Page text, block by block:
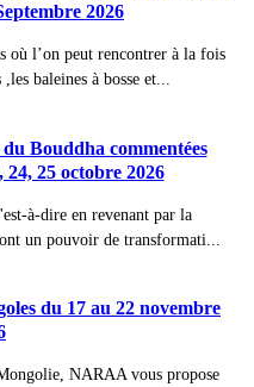
2026
où l’on peut rencontrer à la fois
baleines à bosse et...
Bouddha commentées
25 octobre 2026
à-dire en revenant par la
un pouvoir de transformati...
du 17 au 22 novembre
NARAA vous propose